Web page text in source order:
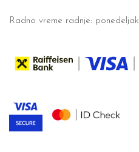
Radno vreme radnje: